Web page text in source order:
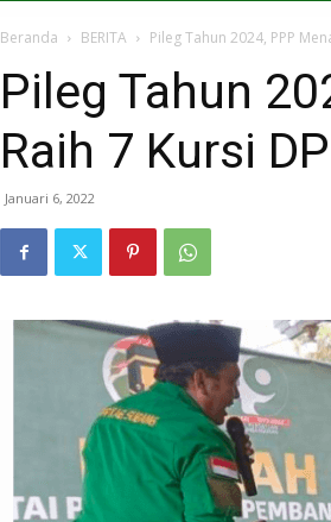
Beranda BERITA Pileg Tahun 2024, PPP
Pileg Tahun
Raih 7 Kursi
Januari 6, 2022